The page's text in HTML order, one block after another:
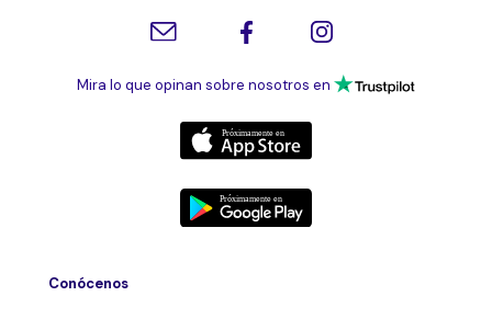
Mira lo que opinan sobre nosotros en
Conócenos